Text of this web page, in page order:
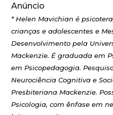
Anúncio
* Helen Mavichian é
crianças e adolescentes e
Desenvolvimento pela
Mackenzie. É graduada em
em Psicopedagogia.
Neurociência Cognitiva e
Presbiteriana Mackenzie.
Psicologia, com ênfase em